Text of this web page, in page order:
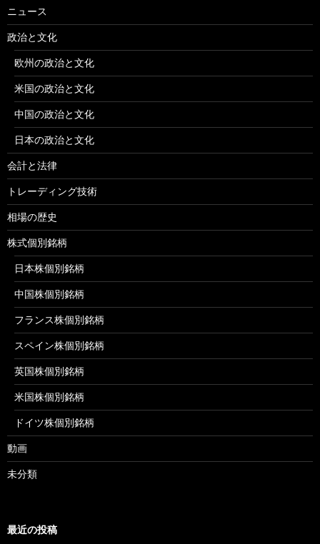
ニュース
政治と文化
欧州の政治と文化
米国の政治と文化
中国の政治と文化
日本の政治と文化
会計と法律
トレーディング技術
相場の歴史
株式個別銘柄
日本株個別銘柄
中国株個別銘柄
フランス株個別銘柄
スペイン株個別銘柄
英国株個別銘柄
米国株個別銘柄
ドイツ株個別銘柄
動画
未分類
最近の投稿